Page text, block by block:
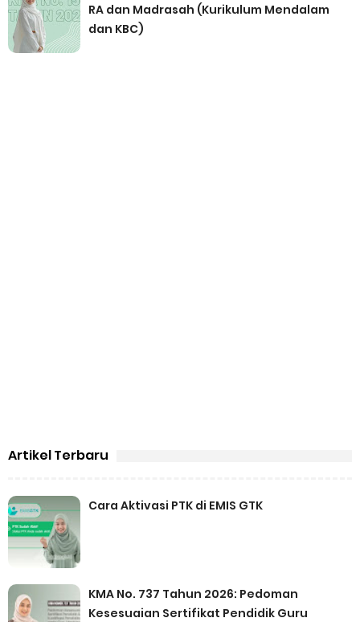
RA dan Madrasah (Kurikulum Mendalam
dan KBC)
Artikel Terbaru
Cara Aktivasi PTK di EMIS GTK
KMA No. 737 Tahun 2026: Pedoman
Kesesuaian Sertifikat Pendidik Guru